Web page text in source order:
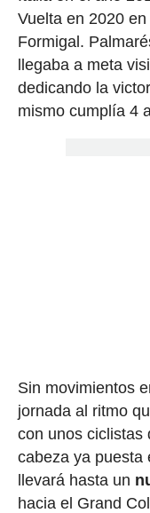
Vuelta en 2020
Formigal.
llegaba a meta
dedicando la
mismo cumplía 4
Sin movimientos
jornada al ritmo
con unos ciclistas
cabeza ya puesta
llevará hasta un
hacia el Grand